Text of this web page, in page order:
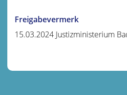
Freigabevermerk
15.03.2024 Justizministerium